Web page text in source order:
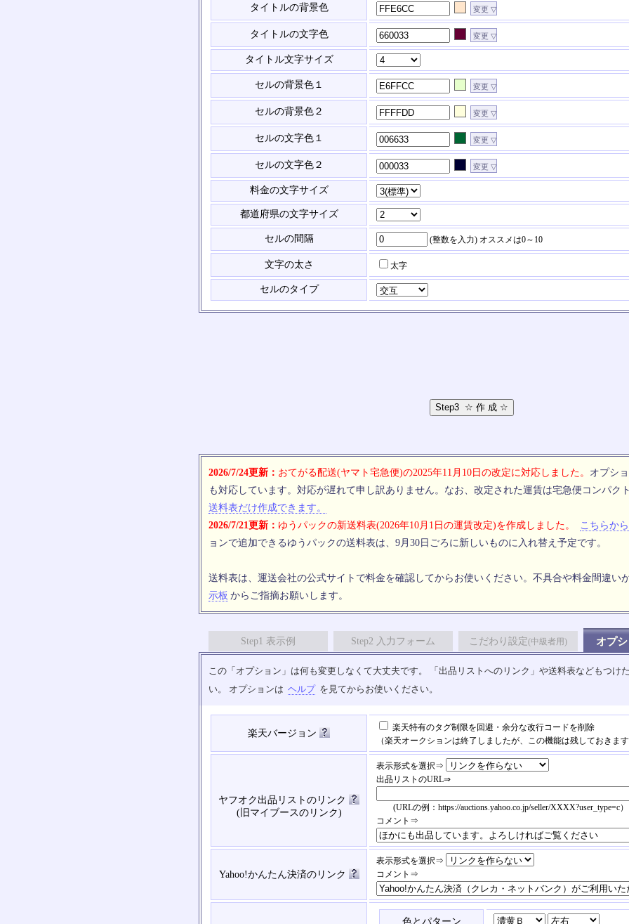
タイトルの背景色
タイトルの文字色
タイトル文字サイズ
セルの背景色１
セルの背景色２
セルの文字色１
セルの文字色２
料金の文字サイズ
都道府県の文字サイズ
セルの間隔 (整数を入力) オススメは0～10
文字の太さ 太字
セルのタイプ
2026/7/24更新： おてがる配送(ヤマト宅急便)の2025年11月10日の改定に対応しました。 オプシ
も対応しています。対応が遅れて申し訳ありません。なお、改定された運賃は宅急便コンパク
送料表だけ作成できます。
2026/7/21更新： ゆうパックの新送料表(2026年10月1日の運賃改定)を作成しました。
こちらか
ョンで追加できるゆうパックの送料表は、9月30日ごろに新しいものに入れ替え予定です。
送料表は、運送会社の公式サイトで料金を確認してからお使いください。不具合や料金間違い
示板 からご指摘お願いします。
Step1 表示例 Step2 入力フォーム こだわり設定(中級者用) オプ
この「オプション」は何も変更しなくて大丈夫です。 「出品リストへのリンク」や送料表などもつけ
い。 オプションは ヘルプ を見てからお使いください。
楽天バージョン
楽天特有のタグ制限を回避・余分な改行コードを削除
（楽天オークションは終了しましたが、この機能は残しておきま
ヤフオク出品リストのリンク
(旧マイブースのリンク)
表示形式を選択⇒
出品リストのURL⇒
(URLの例：https://auctions.yahoo.co.jp/seller/XXXX?user_type=c）
コメント⇒
Yahoo!かんたん決済のリンク
表示形式を選択⇒
コメント⇒
色とパターン